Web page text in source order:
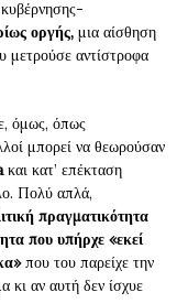
κυβέρνησης-
οργής, μια αίσθηση
μετρούσε αντίστροφα
όμως, όπως
μπορεί να θεωρούσαν
και κατ’ επέκταση
Πολύ απλά,
πραγματικότητα
που υπήρχε «εκεί
που του παρείχε την
κι αν αυτή δεν ίσχυε